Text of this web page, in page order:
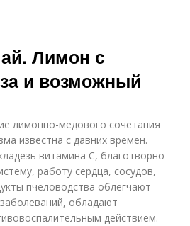
Лимон с
и возможный
лимонно-медового сочетания
известна с давних времен.
витамина C, благотворно
работу сердца, сосудов,
пчеловодства облегчают
обладают
действием.